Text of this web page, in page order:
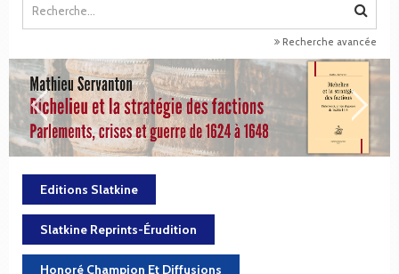
Recherche avancée
Editions Slatkine
Slatkine Reprints-Érudition
Honoré Champion Et Diffusions